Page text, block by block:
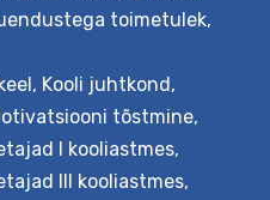
toimetulek,
, Kooli juhtkond,
tõstmine,
I kooliastmes,
III kooliastmes,